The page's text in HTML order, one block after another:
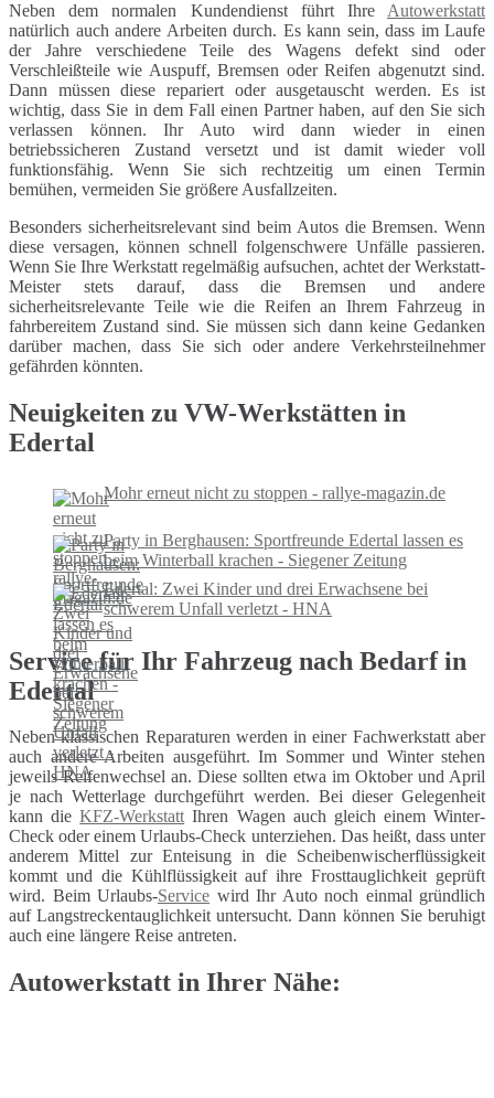
Neben dem normalen Kundendienst führt Ihre Autowerkstatt
natürlich auch andere Arbeiten durch. Es kann sein, dass im Laufe
der Jahre verschiedene Teile des Wagens defekt sind oder
Verschleißteile wie Auspuff, Bremsen oder Reifen abgenutzt sind.
Dann müssen diese repariert oder ausgetauscht werden. Es ist
wichtig, dass Sie in dem Fall einen Partner haben, auf den Sie sich
verlassen können. Ihr Auto wird dann wieder in einen
betriebssicheren Zustand versetzt und ist damit wieder voll
funktionsfähig. Wenn Sie sich rechtzeitig um einen Termin
bemühen, vermeiden Sie größere Ausfallzeiten.
Besonders sicherheitsrelevant sind beim Autos die Bremsen. Wenn
diese versagen, können schnell folgenschwere Unfälle passieren.
Wenn Sie Ihre Werkstatt regelmäßig aufsuchen, achtet der Werkstatt-
Meister stets darauf, dass die Bremsen und andere
sicherheitsrelevante Teile wie die Reifen an Ihrem Fahrzeug in
fahrbereitem Zustand sind. Sie müssen sich dann keine Gedanken
darüber machen, dass Sie sich oder andere Verkehrsteilnehmer
gefährden könnten.
Neuigkeiten zu VW-Werkstätten in
Edertal
Mohr erneut nicht zu stoppen - rallye-magazin.de
Party in Berghausen: Sportfreunde Edertal lassen es
beim Winterball krachen - Siegener Zeitung
Edertal: Zwei Kinder und drei Erwachsene bei
schwerem Unfall verletzt - HNA
Service für Ihr Fahrzeug nach Bedarf in
Edertal
Neben klassischen Reparaturen werden in einer Fachwerkstatt aber
auch andere Arbeiten ausgeführt. Im Sommer und Winter stehen
jeweils Reifenwechsel an. Diese sollten etwa im Oktober und April
je nach Wetterlage durchgeführt werden. Bei dieser Gelegenheit
kann dieKFZ-WerkstattIhren Wagen auch gleich einem Winter-
Check oder einem Urlaubs-Check unterziehen. Das heißt, dass unter
anderem Mittel zur Enteisung in die Scheibenwischerflüssigkeit
kommt und die Kühlflüssigkeit auf ihre Frosttauglichkeit geprüft
wird. Beim Urlaubs-Service wird Ihr Auto noch einmal gründlich
auf Langstreckentauglichkeit untersucht. Dann können Sie beruhigt
auch eine längere Reise antreten.
Autowerkstatt in Ihrer Nähe: